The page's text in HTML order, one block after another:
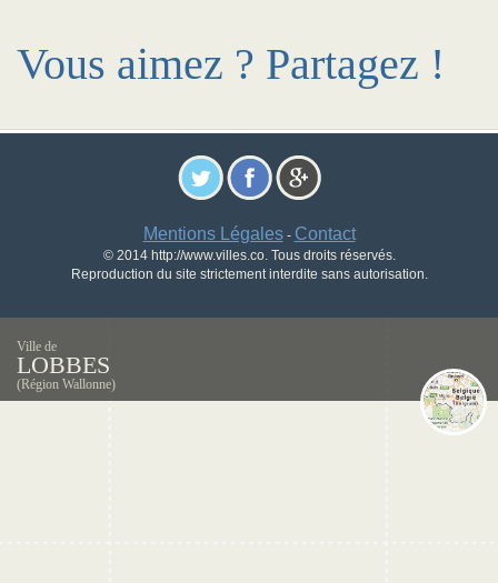
Vous aimez ? Partagez !
Mentions Légales- Contact
© 2014 http://www.villes.co. Tous droits réservés.
Reproduction du site strictement interdite sans autorisation.
Ville de
LOBBES
(Région Wallonne)